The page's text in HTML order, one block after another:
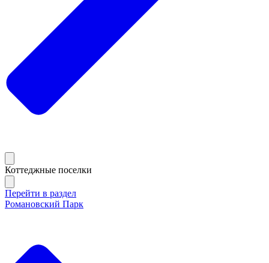
Коттеджные поселки
Перейти в раздел
Романовский Парк